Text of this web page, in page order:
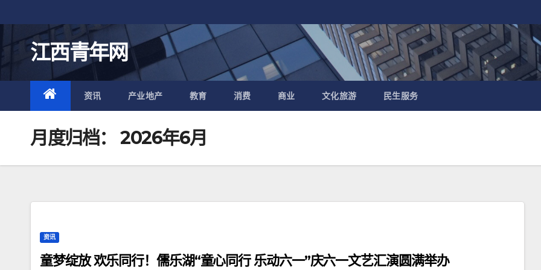
至
内
容
江西青年网
资讯 产业地产 教育 消费 商业 文化旅游 民生服务
月度归档： 2026年6月
资讯
童梦绽放 欢乐同行！儒乐湖“童心同行 乐动六一”庆六一文艺汇演圆满举办